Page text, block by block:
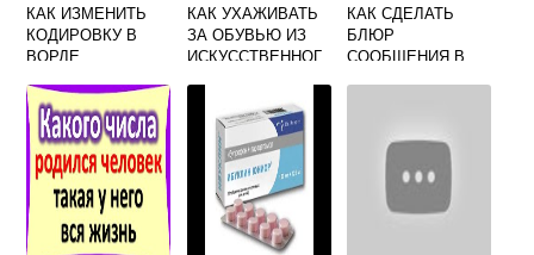
КАК ИЗМЕНИТЬ
КОДИРОВКУ В
ВОРДЕ
КАК УХАЖИВАТЬ
ЗА ОБУВЬЮ ИЗ
ИСКУССТВЕННОГ
УСЛОВИЯХ
КАК СДЕЛАТЬ
БЛЮР
СООБЩЕНИЯ В